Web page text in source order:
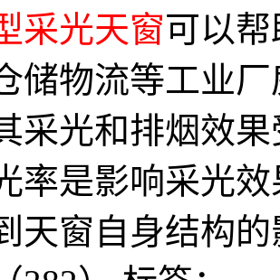
采光天窗可以
储物流等工业
采光和排烟效
率是影响采光
天窗自身结构